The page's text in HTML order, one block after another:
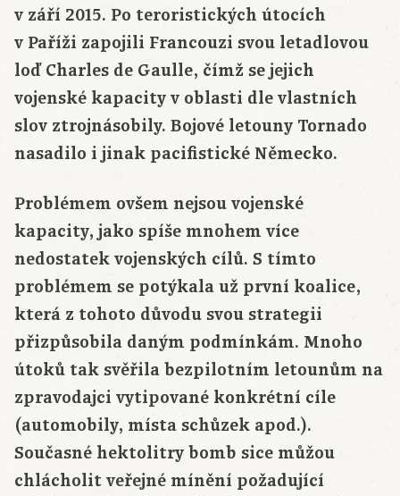
v září 2015. Po teroristických útocích
v Paříži zapojili Francouzi svou letadlovou
loď Charles de Gaulle, čímž se jejich
vojenské kapacity v oblasti dle vlastních
slov ztrojnásobily. Bojové letouny Tornado
nasadilo i jinak pacifistické Německo.
Problémem ovšem nejsou vojenské
kapacity, jako spíše mnohem více
nedostatek vojenských cílů. S tímto
problémem se potýkala už první koalice,
která z tohoto důvodu svou strategii
přizpůsobila daným podmínkám. Mnoho
útoků tak svěřila bezpilotním letounům na
zpravodajci vytipované konkrétní cíle
(automobily, místa schůzek apod.).
Současné hektolitry bomb sice můžou
chlácholit veřejné mínění požadující